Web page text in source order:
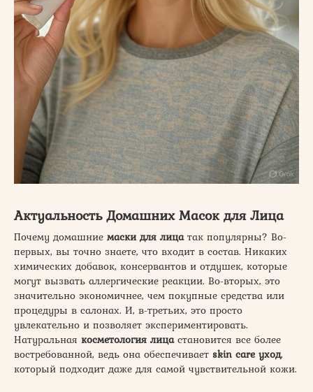
Актуальность Домашних Масок для Лица
Почему домашние маски для лицатак популярны? Во-
первых, вы точно знаете, что входит в состав. Никаких
химических добавок, консервантов и отдушек, которые
могут вызвать аллергические реакции. Во-вторых, это
значительно экономичнее, чем покупные средства или
процедуры в салонах. И, в-третьих, это просто
увлекательно и позволяет экспериментировать.
Натуральная косметология лицастановится все более
востребованной, ведь она обеспечивает skin care уход,
который подходит даже для самой чувствительной кожи.